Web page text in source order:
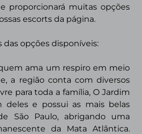
proporcionará muitas opções
escorts da página.
das opções disponíveis:
ama um respiro em meio
a região conta com diversos
para toda a família, O Jardim
deles e possui as mais belas
São Paulo, abrigando uma
da Mata Atlântica.